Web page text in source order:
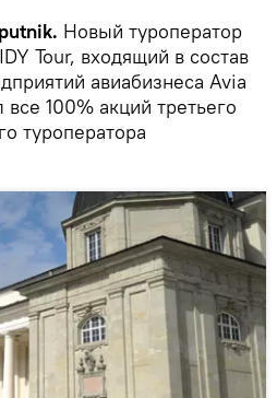
Новый туроператор
Tour, входящий в состав
авиабизнеса Avia
100% акций третьего
туроператора